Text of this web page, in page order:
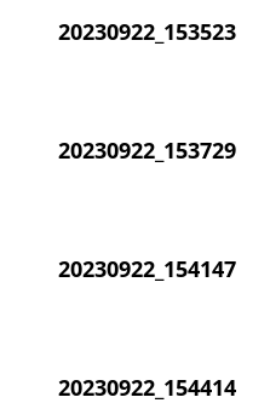
20230922_153523
20230922_153729
20230922_154147
20230922_154414